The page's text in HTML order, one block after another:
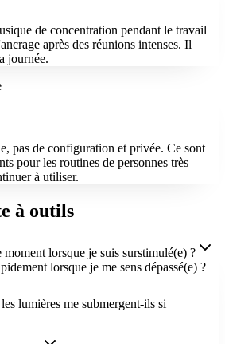
de concentration pendant le travail
après des réunions intenses. Il
journée.
pas de configuration et privée. Ce sont
pour les routines de personnes très
à utiliser.
à outils
lorsque je suis surstimulé(e) ?
lorsque je me sens dépassé(e) ?
lumières me submergent-ils si